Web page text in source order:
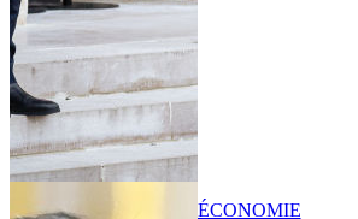
ÉCONOMIE